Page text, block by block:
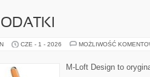
CZE - 1 - 2026 MOŻLIWOŚĆ
M-Loft Design to